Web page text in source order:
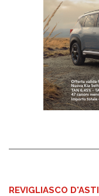
REVIGLIASCO D'ASTI